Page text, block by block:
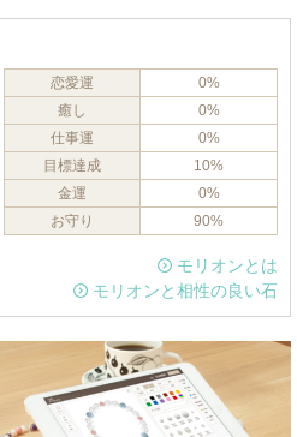
恋愛運
0%
癒し
0%
仕事運
0%
目標達成
10%
金運
0%
お守り
90%
モリオンとは
モリオンと相性の良い石